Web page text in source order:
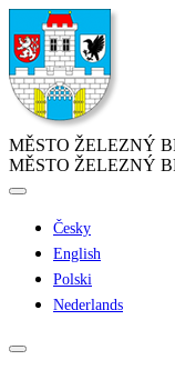
MĚSTO ŽELEZNÝ
MĚSTO ŽELEZNÝ
Česky
English
Polski
Nederlands